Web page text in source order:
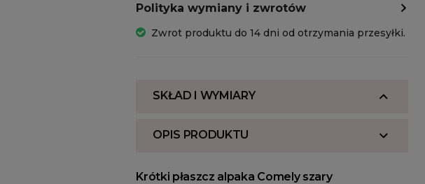
Polityka wymiany i zwrotów
Zwrot produktu do 14 dni od otrzymania przesyłki.
SKŁAD I WYMIARY
OPIS PRODUKTU
Krótki płaszcz alpaka Comely szary